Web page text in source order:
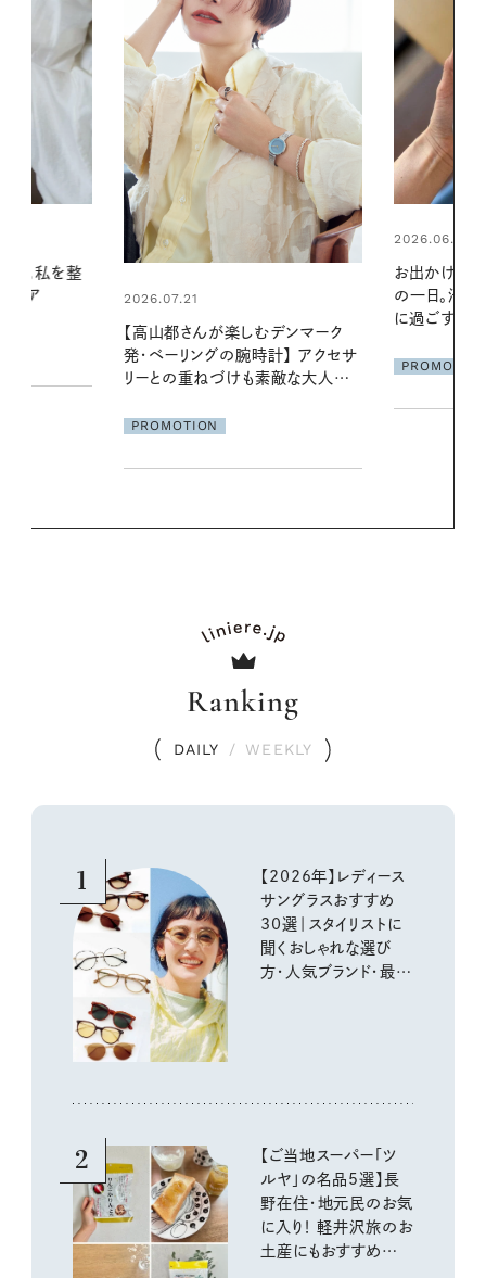
2026.06.01
の一日。汗ばむ季節を「ごきげん」
PROMOTION
2026.07.24
夏の髪と心
る【大人気の
1本で汗ばむ
Ranking
DAILY / WEEKLY
1
【2026年】レディース
サングラスおすすめ
30選｜スタイリストに
聞くおしゃれな選び
方・人気ブランド・最新
2
【ご当地スーパー「ツ
ルヤ」の名品5選】長
野在住・地元民のお気
に入り！ 軽井沢旅のお
土産にもおすすめのお